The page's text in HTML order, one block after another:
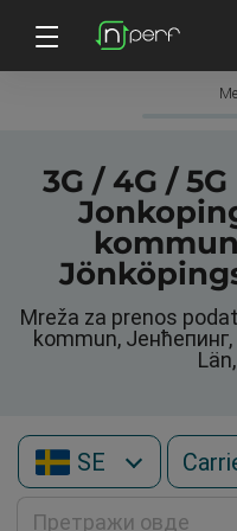
3G / 4G /
Mreža za prenos
kommun,
SE